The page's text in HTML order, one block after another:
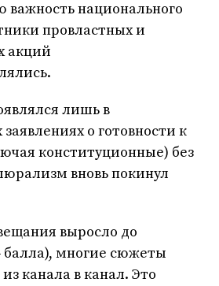
важность национального
провластных и
акций
лишь в
о готовности к
конституционные) без
вновь покинул
выросло до
многие сюжеты
канала в канал. Это